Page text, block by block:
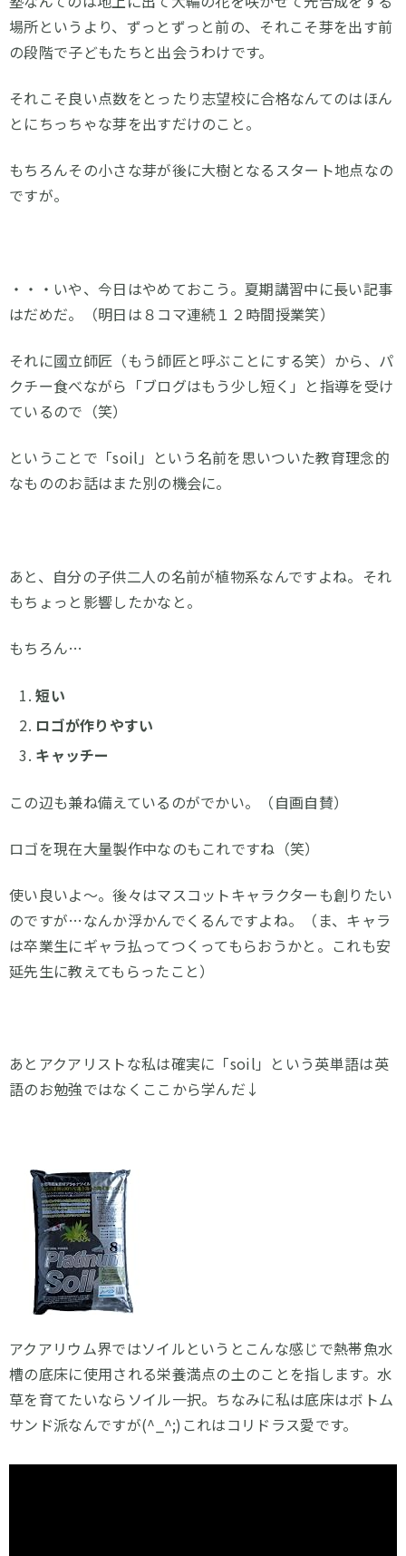
場所というより、ずっとずっと前の、それこそ芽を出す前
の段階で子どもたちと出会うわけです。
それこそ良い点数をとったり志望校に合格なんてのはほん
とにちっちゃな芽を出すだけのこと。
もちろんその小さな芽が後に大樹となるスタート地点なの
ですが。
・・・いや、今日はやめておこう。夏期講習中に長い記事
はだめだ。（明日は８コマ連続１２時間授業笑）
それに國立師匠（もう師匠と呼ぶことにする笑）から、パ
クチー食べながら「ブログはもう少し短く」と指導を受け
ているので（笑）
ということで「soil」という名前を思いついた教育理念的
なもののお話はまた別の機会に。
あと、自分の子供二人の名前が植物系なんですよね。それ
もちょっと影響したかなと。
もちろん…
短い
ロゴが作りやすい
キャッチー
この辺も兼ね備えているのがでかい。（自画自賛）
ロゴを現在大量製作中なのもこれですね（笑）
使い良いよ～。後々はマスコットキャラクターも創りたい
のですが…なんか浮かんでくるんですよね。（ま、キャラ
は卒業生にギャラ払ってつくってもらおうかと。これも安
延先生に教えてもらったこと）
あとアクアリストな私は確実に「soil」という英単語は英
語のお勉強ではなくここから学んだ↓
アクアリウム界ではソイルというとこんな感じで熱帯魚水
槽の底床に使用される栄養満点の土のことを指します。水
草を育てたいならソイル一択。ちなみに私は底床はボトム
サンド派なんですが(^_^;)これはコリドラス愛です。